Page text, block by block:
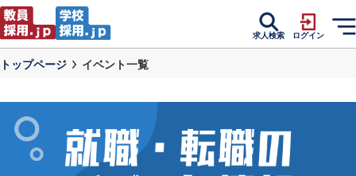
求人検索 ログイン
トップページ イベント一覧